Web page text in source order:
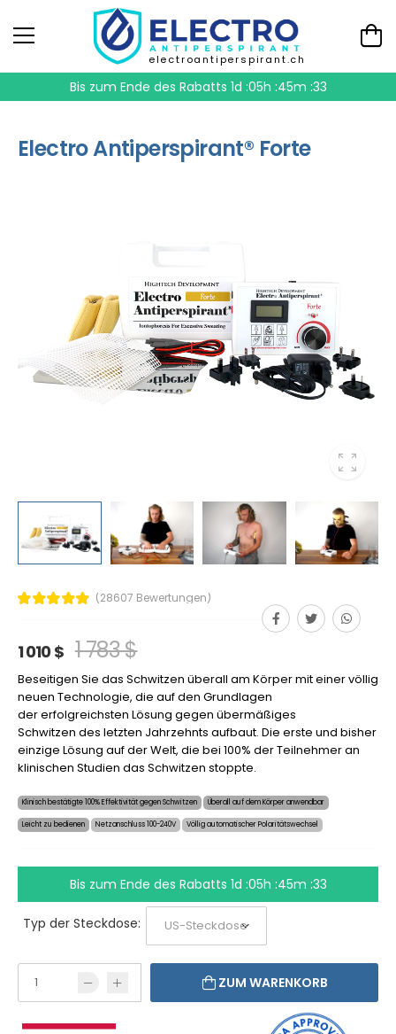
electroantiperspirant.ch
Bis zum Ende des Rabatts 1d :05h :45m :33
Electro Antiperspirant® Forte
(28607 Bewertungen)
1 010 $ 1 783 $
Beseitigen Sie das Schwitzen überall am Körper mit einer völlig
neuen Technologie, die auf den Grundlagen
der erfolgreichsten Lösung gegen übermäßiges
Schwitzen des letzten Jahrzehnts aufbaut. Die erste und bisher
einzige Lösung auf der Welt, die bei 100% der Teilnehmer an
klinischen Studien das Schwitzen stoppte.
Klinisch bestätigte 100% Effektivität gegen Schwitzen Überall auf dem Körper anwendbar
Leicht zu bedienen Netzanschluss 100-240V Völlig automatischer Polaritätswechsel
Bis zum Ende des Rabatts 1d :05h :45m :33
Typ der Steckdose:
ZUM WARENKORB